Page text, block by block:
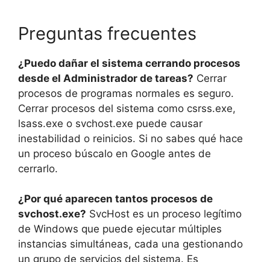
Preguntas frecuentes
¿Puedo dañar el sistema cerrando procesos
desde el Administrador de tareas? Cerrar
procesos de programas normales es seguro.
Cerrar procesos del sistema como csrss.exe,
lsass.exe o svchost.exe puede causar
inestabilidad o reinicios. Si no sabes qué hace
un proceso búscalo en Google antes de
cerrarlo.
¿Por qué aparecen tantos procesos de
svchost.exe? SvcHost es un proceso legítimo
de Windows que puede ejecutar múltiples
instancias simultáneas, cada una gestionando
un grupo de servicios del sistema. Es